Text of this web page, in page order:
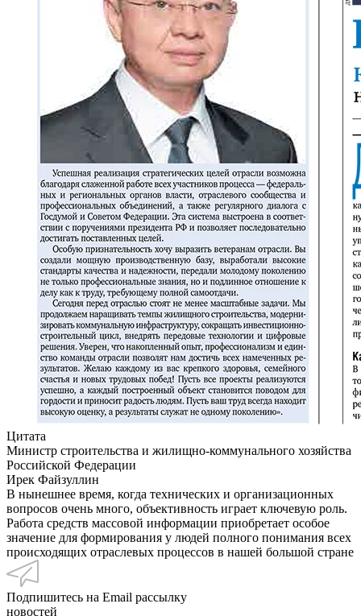
Цитата
Министр строительства и жилищно-коммунального хозяйства
Российской Федерации
Ирек Файзуллин
В нынешнее время, когда технических и организационных
вопросов очень много, объективность играет ключевую роль.
Работа средств массовой информации приобретает особое
значение для формирования у людей полного понимания всех
происходящих отраслевых процессов в нашей большой стране
Подпишитесь на Email рассылку
новостей